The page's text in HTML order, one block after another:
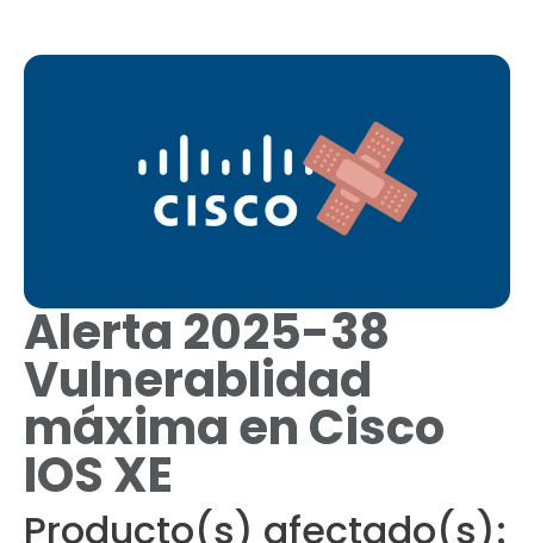
Alerta 2025-38
Vulnerablidad
máxima en Cisco
IOS XE
Producto(s) afectado(s):